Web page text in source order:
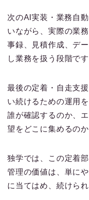
次のAI実装・業務自
いながら、実際の業
事録、見積作成、デ
し業務を扱う段階です
最後の定着・自走支
い続けるための運用
誰が確認するのか、
望をどこに集めるの
独学では、この定着
管理の価値は、単に
に当てはめ、続けら